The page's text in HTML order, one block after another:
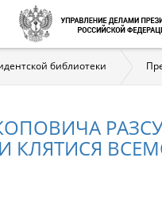
библиотеки
КЛЯТИСЯ